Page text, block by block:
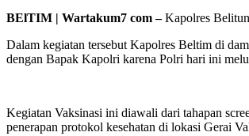
BElTIM | Wartakum7 com –Kapolres
Dalam kegiatan tersebut Kapolres Beltim di
dengan Bapak Kapolri karena Polri hari ini
Kegiatan Vaksinasi ini diawali dari tahapan
penerapan protokol kesehatan di lokasi Gerai